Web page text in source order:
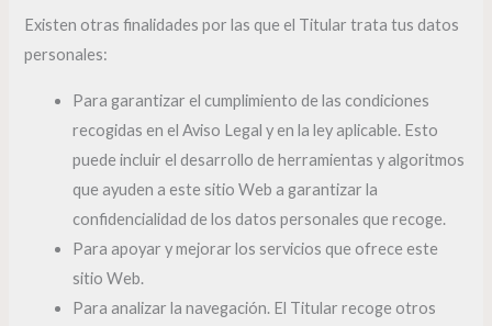
Existen otras finalidades por las que el Titular trata tus datos
personales:
Para garantizar el cumplimiento de las condiciones
recogidas en el Aviso Legal y en la ley aplicable. Esto
puede incluir el desarrollo de herramientas y algoritmos
que ayuden a este sitio Web a garantizar la
confidencialidad de los datos personales que recoge.
Para apoyar y mejorar los servicios que ofrece este
sitio Web.
Para analizar la navegación. El Titular recoge otros